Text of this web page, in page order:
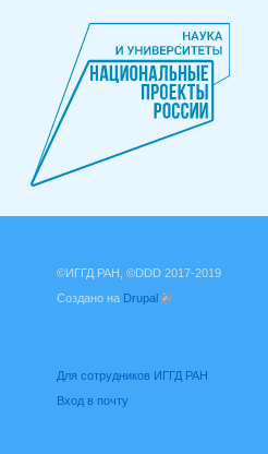
©ИГГД РАН, ©DDD 2017-2019
Создано на Drupal
Для сотрудников ИГГД РАН
Вход в почту